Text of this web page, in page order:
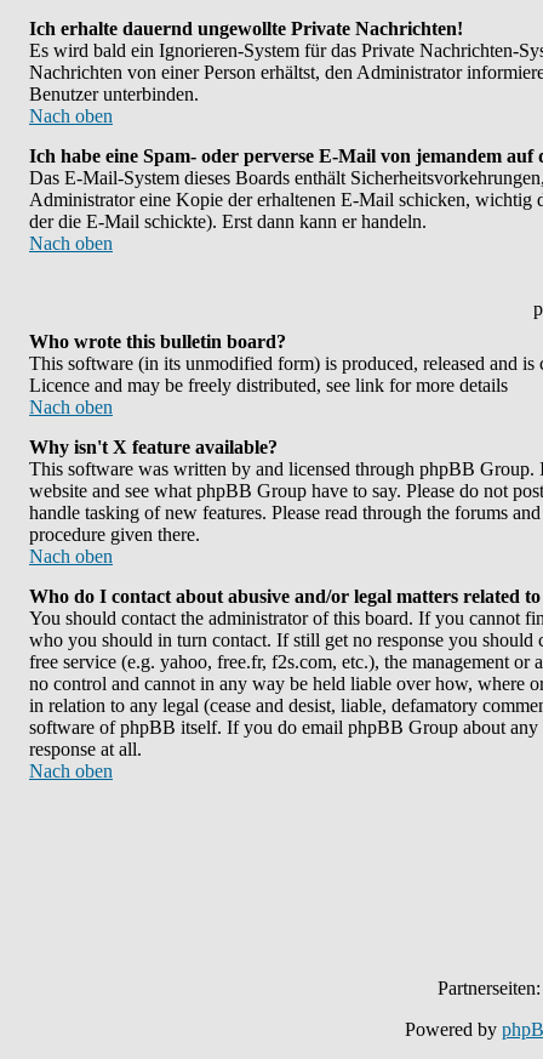
Ich erhalte dauernd ungewollte Private Nachrichten!
Es wird bald ein Ignorieren-System für das Private Nachrichten-
Nachrichten von einer Person erhältst, den Administrator
Benutzer unterbinden.
Nach oben
Ich habe eine Spam- oder perverse E-Mail von jemandem auf
Das E-Mail-System dieses Boards enthält
Administrator eine Kopie der erhaltenen E-Mail schicken, wichtig
der die E-Mail schickte). Erst dann kann er handeln.
Nach oben
Who wrote this bulletin board?
This software (in its unmodified form) is produced, released and
Licence and may be freely distributed, see link for more details
Nach oben
Why isn't X feature available?
This software was written by and licensed through phpBB Group.
website and see what phpBB Group have to say. Please do not
handle tasking of new features. Please read through the forums
procedure given there.
Nach oben
Who do I contact about abusive and/or legal matters related
You should contact the administrator of this board. If you cannot
who you should in turn contact. If still get no response you
free service (e.g. yahoo, free.fr, f2s.com, etc.), the management
no control and cannot in any way be held liable over how, where
in relation to any legal (cease and desist, liable, defamatory
software of phpBB itself. If you do email phpBB Group about any
response at all.
Nach oben
Powered by